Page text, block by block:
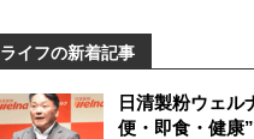
ライフの新着記事
日清製粉ウェル
便・即食・健康